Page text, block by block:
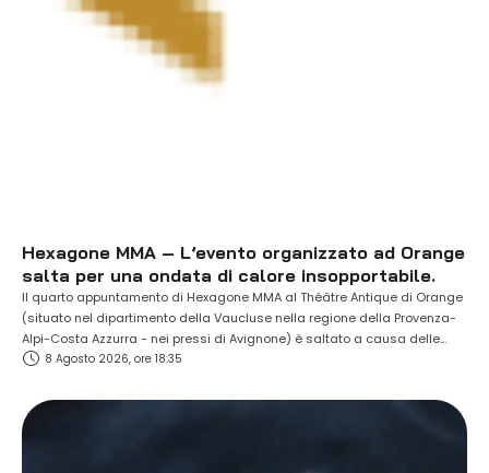
Hexagone MMA – L’evento organizzato ad Orange
salta per una ondata di calore insopportabile.
Il quarto appuntamento di Hexagone MMA al Théâtre Antique di Orange
(situato nel dipartimento della Vaucluse nella regione della Provenza-
Alpi-Costa Azzurra - nei pressi di Avignone) è saltato a causa delle
temperature estreme presenti in loco (oltre i 37 gradi all'ombra). La card
8 Agosto 2026, ore 18:35